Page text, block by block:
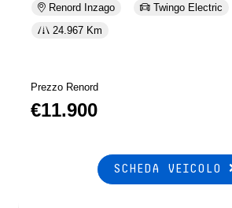
Renord Inzago Twingo Electric
24.967 Km
Prezzo Renord
€11.900
SCHEDA VEICOLO